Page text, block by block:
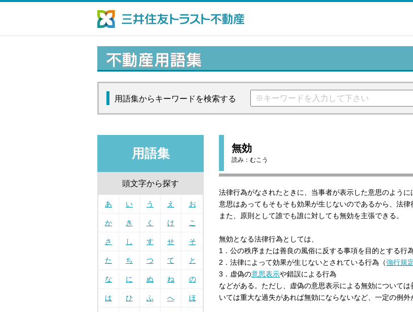
用語集からキーワードを検索する
用語集
頭文字から探す
あ い う え お
か き く け こ
さ し す せ そ
た ち つ て と
な に ぬ ね の
は ひ ふ へ ほ
無効
読み： むこう
法律行為がなされたときに、当事者が表示した意思のように
意思はあってもそもそも効果が生じないのであるから、法律
また、原則として誰でも誰に対しても無効を主張できる。
無効となる法律行為としては、
1．公の秩序または善良の風俗に反する事項を目的とする行
2．法律によって効果が生じないとされている行為（強行規
3．虚偽の意思表示や錯誤による行為
などがある。ただし、虚偽の意思表示による無効について
いては重大な過失があれば無効にならないなど、一定の例外